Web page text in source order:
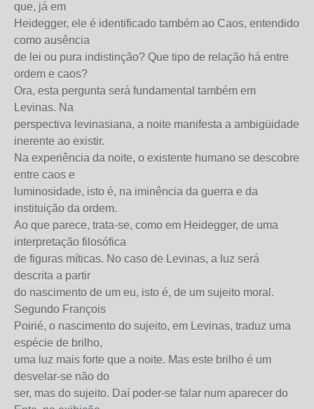
que, já em
Heidegger, ele é identificado também ao Caos, entendido
como ausência
de lei ou pura indistinção? Que tipo de relação há entre
ordem e caos?
Ora, esta pergunta será fundamental também em
Levinas. Na
perspectiva levinasiana, a noite manifesta a ambigüidade
inerente ao existir.
Na experiência da noite, o existente humano se descobre
entre caos e
luminosidade, isto é, na iminência da guerra e da
instituição da ordem.
Ao que parece, trata-se, como em Heidegger, de uma
interpretação filosófica
de figuras míticas. No caso de Levinas, a luz será
descrita a partir
do nascimento de um eu, isto é, de um sujeito moral.
Segundo François
Poirié, o nascimento do sujeito, em Levinas, traduz uma
espécie de brilho,
uma luz mais forte que a noite. Mas este brilho é um
desvelar-se não do
ser, mas do sujeito. Daí poder-se falar num aparecer do